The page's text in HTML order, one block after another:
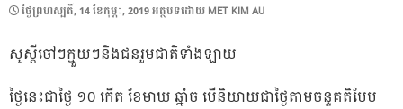
POSTED
ថ្ងៃ​ព្រហស្បតិ៍, 14 ខែ​កុម្ភៈ, 2019អត្ថបទដោយ MET KIM AU
សួស្ដីចៅៗក្មួយៗនិងជនរួមជាតិទាំងឡាយ
ថ្ងៃនេះជាថ្ងៃ ១០ កើត ខែមាឃ ឆ្នាំច បើនិយាយជាថ្ងៃតាមចន្ទគតិបែប